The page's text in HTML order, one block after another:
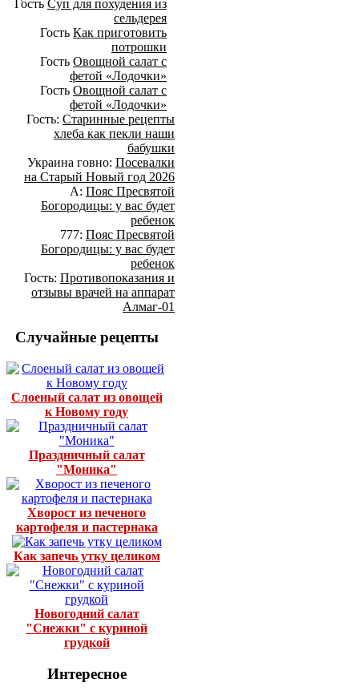
Гость Суп для похудения из
сельдерея
Гость Как приготовить
потрошки
Гость Овощной салат с
фетой «Лодочки»
Гость Овощной салат с
фетой «Лодочки»
Гость: Старинные рецепты
хлеба как пекли наши
бабушки
Украина говно: Посевалки
на Старый Новый год 2026
А: Пояс Пресвятой
Богородицы: у вас будет
ребенок
777: Пояс Пресвятой
Богородицы: у вас будет
ребенок
Гость: Противопоказания и
отзывы врачей на аппарат
Алмаг-01
Случайные рецепты
Слоеный салат из овощей
к Новому году
Праздничный салат
"Моника"
Хворост из печеного
картофеля и пастернака
Как запечь утку целиком
Новогодний салат
"Снежки" с куриной
грудкой
Интересное